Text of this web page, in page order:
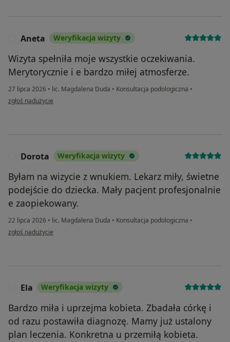
Aneta Weryfikacja wizyty
Wizyta spełniła moje wszystkie oczekiwania.
Merytorycznie i e bardzo miłej atmosferze.
27 lipca 2026 • lic. Magdalena Duda • Konsultacja podologiczna •
w opinii użytkownika Aneta
zgłoś nadużycie
Dorota Weryfikacja wizyty
Byłam na wizycie z wnukiem. Lekarz miły, świetne
podejście do dziecka. Mały pacjent profesjonalnie
e zaopiekowany.
22 lipca 2026 • lic. Magdalena Duda • Konsultacja podologiczna •
w opinii użytkownika Dorota
zgłoś nadużycie
Ela Weryfikacja wizyty
Bardzo miła i uprzejma kobieta. Zbadała córkę i
od razu postawiła diagnozę. Mamy już ustalony
plan leczenia. Konkretna u przemiłą kobieta.